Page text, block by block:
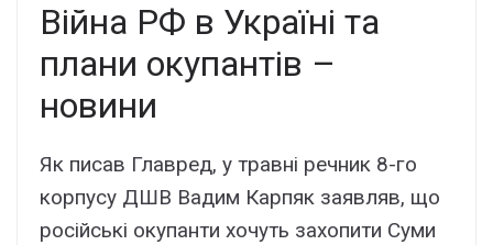
Війна РФ в Україні та
плани окупантів –
новини
Як писав Главред, у травні речник 8-го
корпусу ДШВ Вадим Карпяк заявляв, що
російські окупанти хочуть захопити Суми